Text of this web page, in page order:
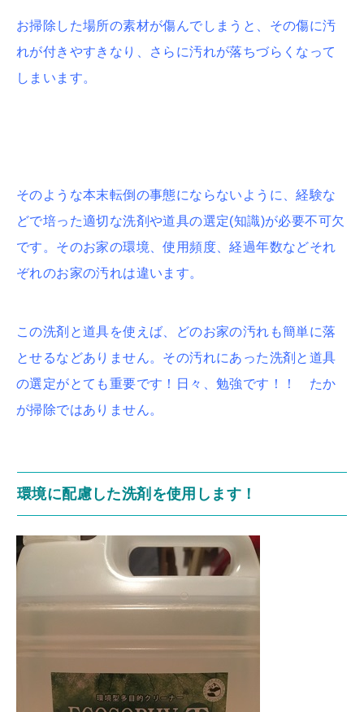
お掃除した場所の素材が傷んでしまうと、その傷に汚
れが付きやすきなり、さらに汚れが落ちづらくなって
しまいます。
そのような本末転倒の事態にならないように、経験な
どで培った適切な洗剤や道具の選定(知識)が必要不可欠
です。そのお家の環境、使用頻度、経過年数などそれ
ぞれのお家の汚れは違います。
この洗剤と道具を使えば、どのお家の汚れも簡単に落
とせるなどありません。その汚れにあった洗剤と道具
の選定がとても重要です！日々、勉強です！！ たか
が掃除ではありません。
環境に配慮した洗剤を使用します！